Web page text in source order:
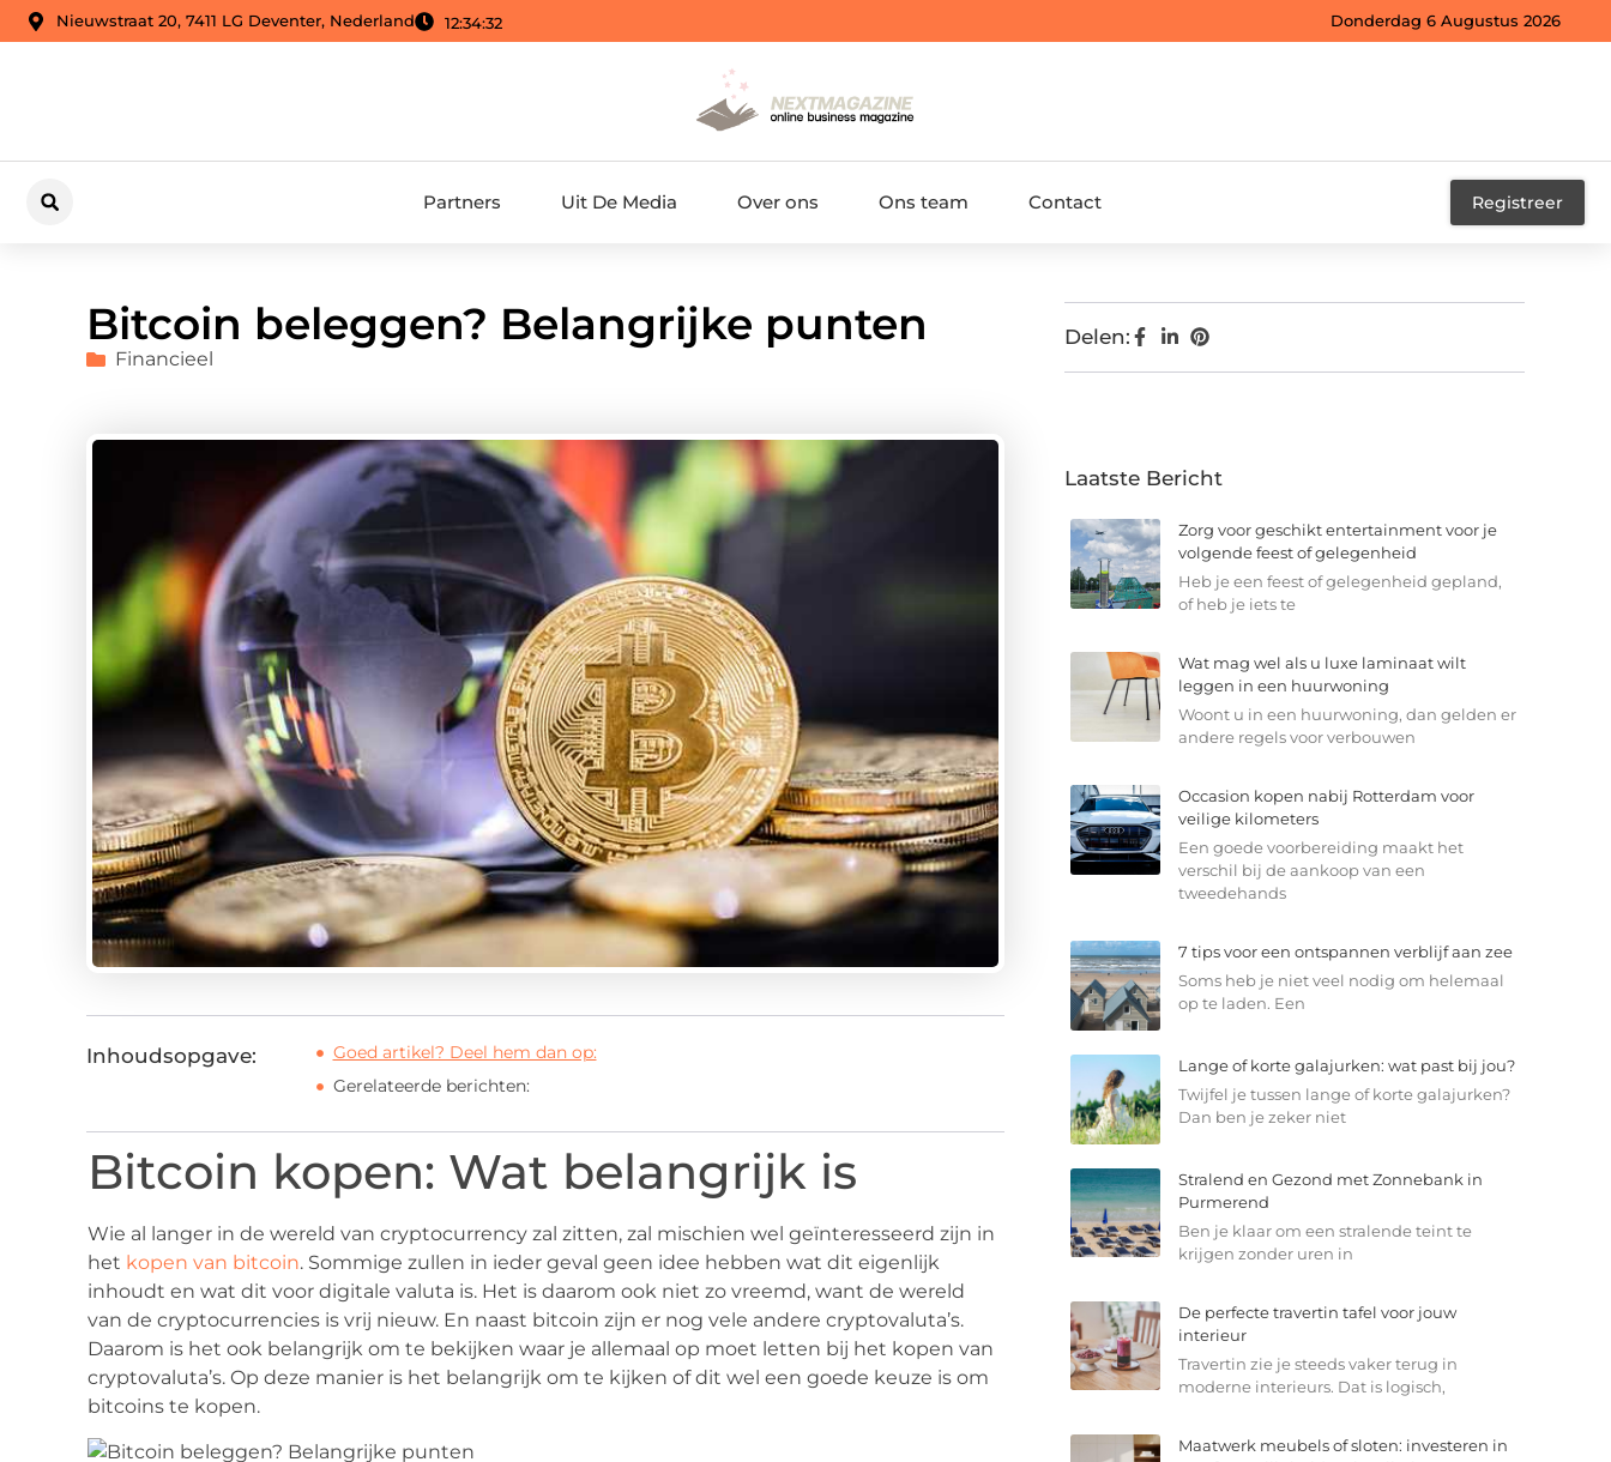
Nieuwstraat 20, 7411 LG Deventer, Nederland 12:34:33 Donderdag 6 Augustus 2026
Partners Uit De Media Over ons Ons team Contact Registreer
Bitcoin beleggen? Belangrijke punten
Financieel
Inhoudsopgave:
Goed artikel? Deel hem dan op:
Gerelateerde berichten:
Bitcoin kopen: Wat belangrijk is
Wie al langer in de wereld van cryptocurrency zal zitten, zal mischien wel geïnteresseerd zijn in
het kopen van bitcoin. Sommige zullen in ieder geval geen idee hebben wat dit eigenlijk
inhoudt en wat dit voor digitale valuta is. Het is daarom ook niet zo vreemd, want de wereld
van de cryptocurrencies is vrij nieuw. En naast bitcoin zijn er nog vele andere cryptovaluta’s.
Daarom is het ook belangrijk om te bekijken waar je allemaal op moet letten bij het kopen van
cryptovaluta’s. Op deze manier is het belangrijk om te kijken of dit wel een goede keuze is om
bitcoins te kopen.
Delen:
Laatste Bericht
Zorg voor geschikt entertainment voor je
volgende feest of gelegenheid
Heb je een feest of gelegenheid gepland,
of heb je iets te
Wat mag wel als u luxe laminaat wilt
leggen in een huurwoning
Woont u in een huurwoning, dan gelden er
andere regels voor verbouwen
Occasion kopen nabij Rotterdam voor
veilige kilometers
Een goede voorbereiding maakt het
verschil bij de aankoop van een
tweedehands
7 tips voor een ontspannen verblijf aan zee
Soms heb je niet veel nodig om helemaal
op te laden. Een
Lange of korte galajurken: wat past bij jou?
Twijfel je tussen lange of korte galajurken?
Dan ben je zeker niet
Stralend en Gezond met Zonnebank in
Purmerend
Ben je klaar om een stralende teint te
krijgen zonder uren in
De perfecte travertin tafel voor jouw
interieur
Travertin zie je steeds vaker terug in
moderne interieurs. Dat is logisch,
Maatwerk meubels of sloten: investeren in